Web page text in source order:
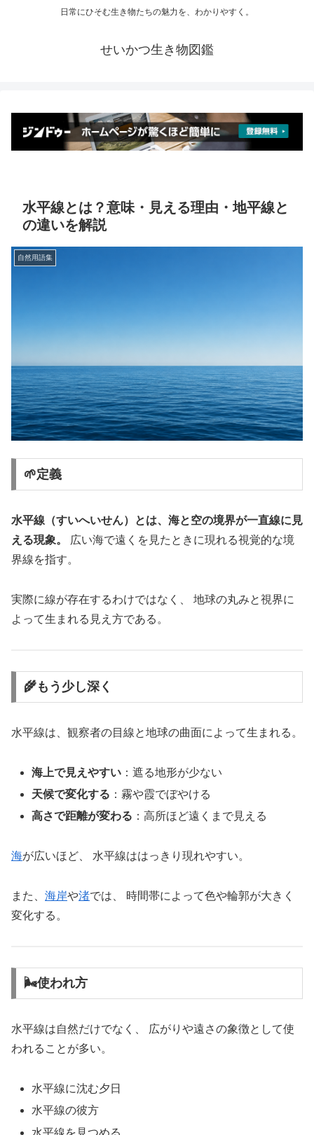
日常にひそむ生き物たちの魅力を、わかりやすく。
せいかつ生き物図鑑
水平線とは？意味・見える理由・地平線と
の違いを解説
自然用語集
🌱定義
水平線（すいへいせん）とは、海と空の境界が一直線に見
える現象。
広い海で遠くを見たときに現れる視覚的な境
界線を指す。
実際に線が存在するわけではなく、 地球の丸みと視界に
よって生まれる見え方である。
🌾もう少し深く
水平線は、観察者の目線と地球の曲面によって生まれる。
海上で見えやすい ：遮る地形が少ない
天候で変化する ：霧や霞でぼやける
高さで距離が変わる ：高所ほど遠くまで見える
海が広いほど、 水平線ははっきり現れやすい。
また、 海岸や渚では、 時間帯によって色や輪郭が大きく
変化する。
🌬使われ方
水平線は自然だけでなく、 広がりや遠さの象徴として使
われることが多い。
水平線に沈む夕日
水平線の彼方
水平線を見つめる